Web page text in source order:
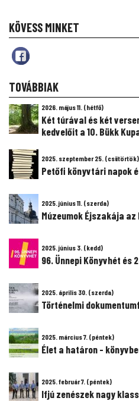
KÖVESS MINKET
TOVÁBBIAK
2026. május 11. (hétfő)
Két túrával és két
kedvelőit a 10. Bükk
2025. szeptember 25. (csütörtök)
Petőfi könyvtári napok
2025. június 11. (szerda)
Múzeumok Éjszakája
2025. június 3. (kedd)
96. Ünnepi Könyvhét és
2025. április 30. (szerda)
Történelmi
2025. március 7. (péntek)
Élet a határon -
2025. február 7. (péntek)
Ifjú zenészek nagy